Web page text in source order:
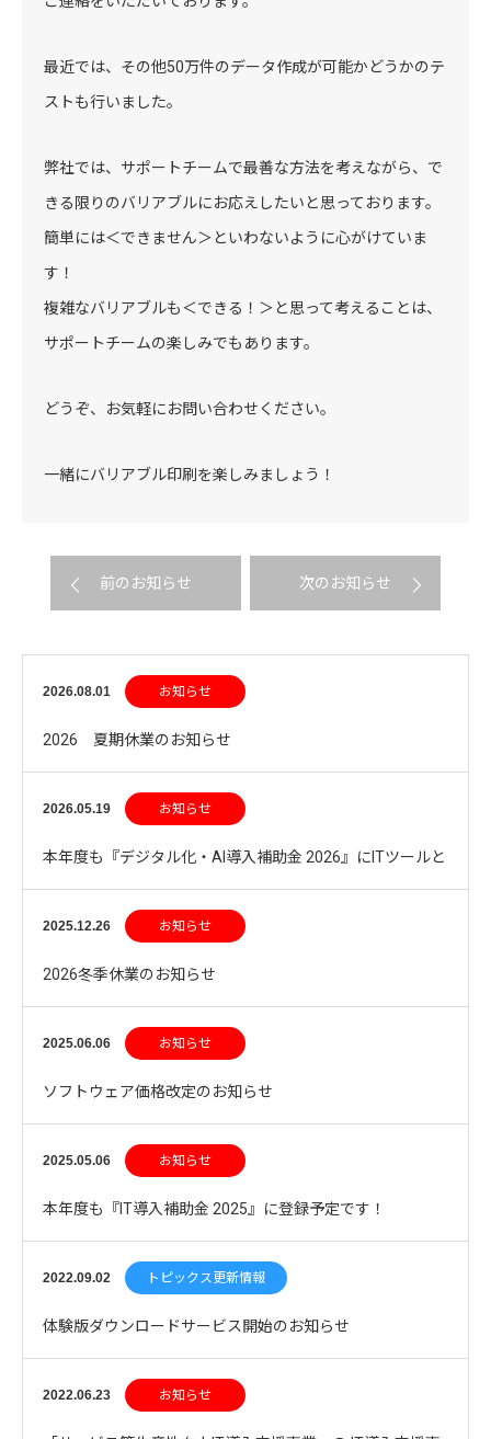
最近では、その他50万件のデータ作成が可能かどうかのテ
ストも行いました。
弊社では、サポートチームで最善な方法を考えながら、で
きる限りのバリアブルにお応えしたいと思っております。
簡単には＜できません＞といわないように心がけていま
す！
複雑なバリアブルも＜できる！＞と思って考えることは、
サポートチームの楽しみでもあります。
どうぞ、お気軽にお問い合わせください。
一緒にバリアブル印刷を楽しみましょう！
前のお知らせ 次のお知らせ
2026.08.01 お知らせ
2026 夏期休業のお知らせ
2026.05.19 お知らせ
本年度も『デジタル化・AI導入補助金 2026』にITツールと
して登録されました
2025.12.26 お知らせ
2026冬季休業のお知らせ
2025.06.06 お知らせ
ソフトウェア価格改定のお知らせ
2025.05.06 お知らせ
本年度も『IT導入補助金 2025』に登録予定です！
2022.09.02 トピックス更新情報
体験版ダウンロードサービス開始のお知らせ
2022.06.23 お知らせ